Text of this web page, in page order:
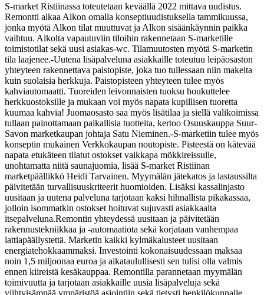
S-market Ristiinassa toteutetaan keväällä 2022 mittava uudistus.
Remontti alkaa Alkon omalla konseptiuudistuksella tammikuussa,
jonka myötä Alkon tilat muuttuvat ja Alkon sisäänkäynnin paikka
vaihtuu. Alkolta vapautuviin tiloihin rakennetaan S-marketille
toimistotilat sekä uusi asiakas-wc. Tilamuutosten myötä S-marketin
tila laajenee.-Uutena lisäpalveluna asiakkaille toteutuu leipäosaston
yhteyteen rakennettava paistopiste, joka tuo tullessaan niin makeita
kuin suolaisia herkkuja. Paistopisteen yhteyteen tulee myös
kahviautomaatti. Tuoreiden leivonnaisten tuoksu houkuttelee
herkkuostoksille ja mukaan voi myös napata kupillisen tuoretta
kuumaa kahvia! Juomaosasto saa myös lisätilaa ja siellä valikoimissa
tullaan painottamaan paikallisia tuotteita, kertoo Osuuskauppa Suur-
Savon marketkaupan johtaja Satu Nieminen.-S-marketiin tulee myös
konseptin mukainen Verkkokaupan noutopiste. Pisteestä on kätevää
napata etukäteen tilatut ostokset vaikkapa mökkireissulle,
unohtamatta niitä saunajuomia, lisää S-market Ristiinan
marketpäällikkö Heidi Tarvainen. Myymälän jätekatos ja lastaussilta
päivitetään turvallisuuskriteerit huomioiden. Lisäksi kassalinjasto
uusitaan ja uutena palveluna tarjotaan kaksi hihnallista pikakassaa,
jolloin isommatkin ostokset hoituvat sujuvasti asiakkaalta
itsepalveluna.Remontin yhteydessä uusitaan ja päivitetään
rakennustekniikkaa ja -automaatiota sekä korjataan vanhempaa
lattiapäällystettä. Marketin kaikki kylmäkalusteet uusitaan
energiatehokkaammaksi. Investointi kokonaisuudessaan maksaa
noin 1,5 miljoonaa euroa ja aikataulullisesti sen tulisi olla valmis
ennen kiireistä kesäkauppaa. Remontilla parannetaan myymälän
toimivuutta ja tarjotaan asiakkaille uusia lisäpalveluja sekä
viihtyisämpää ympäristöä asiointiin sekä tietysti henkilökunnalle